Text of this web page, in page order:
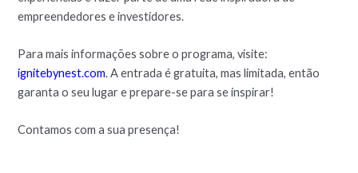
empreendedores e investidores.
Para mais informações sobre o programa, visite:
ignitebynest.com. A entrada é gratuita, mas limitada, então
garanta o seu lugar e prepare-se para se inspirar!
Contamos com a sua presença!